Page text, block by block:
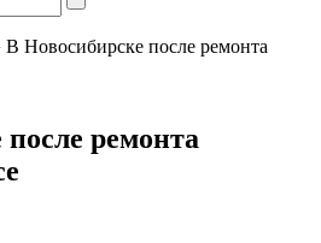
В Новосибирске после ремонта
ремонта